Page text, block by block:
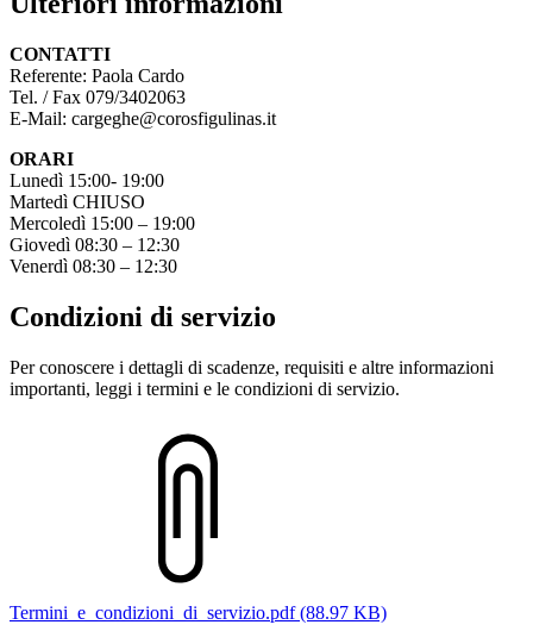
CONTATTI
Referente: Paola Cardo
Tel. / Fax 079/3402063
E-Mail: cargeghe@corosfigulinas.it
ORARI
Lunedì 15:00- 19:00
Martedì CHIUSO
Mercoledì 15:00 – 19:00
Giovedì 08:30 – 12:30
Venerdì 08:30 – 12:30
Condizioni di servizio
Per conoscere i dettagli di scadenze, requisiti e altre informazioni
importanti, leggi i termini e le condizioni di servizio.
Termini_e_condizioni_di_servizio.pdf (88.97 KB)